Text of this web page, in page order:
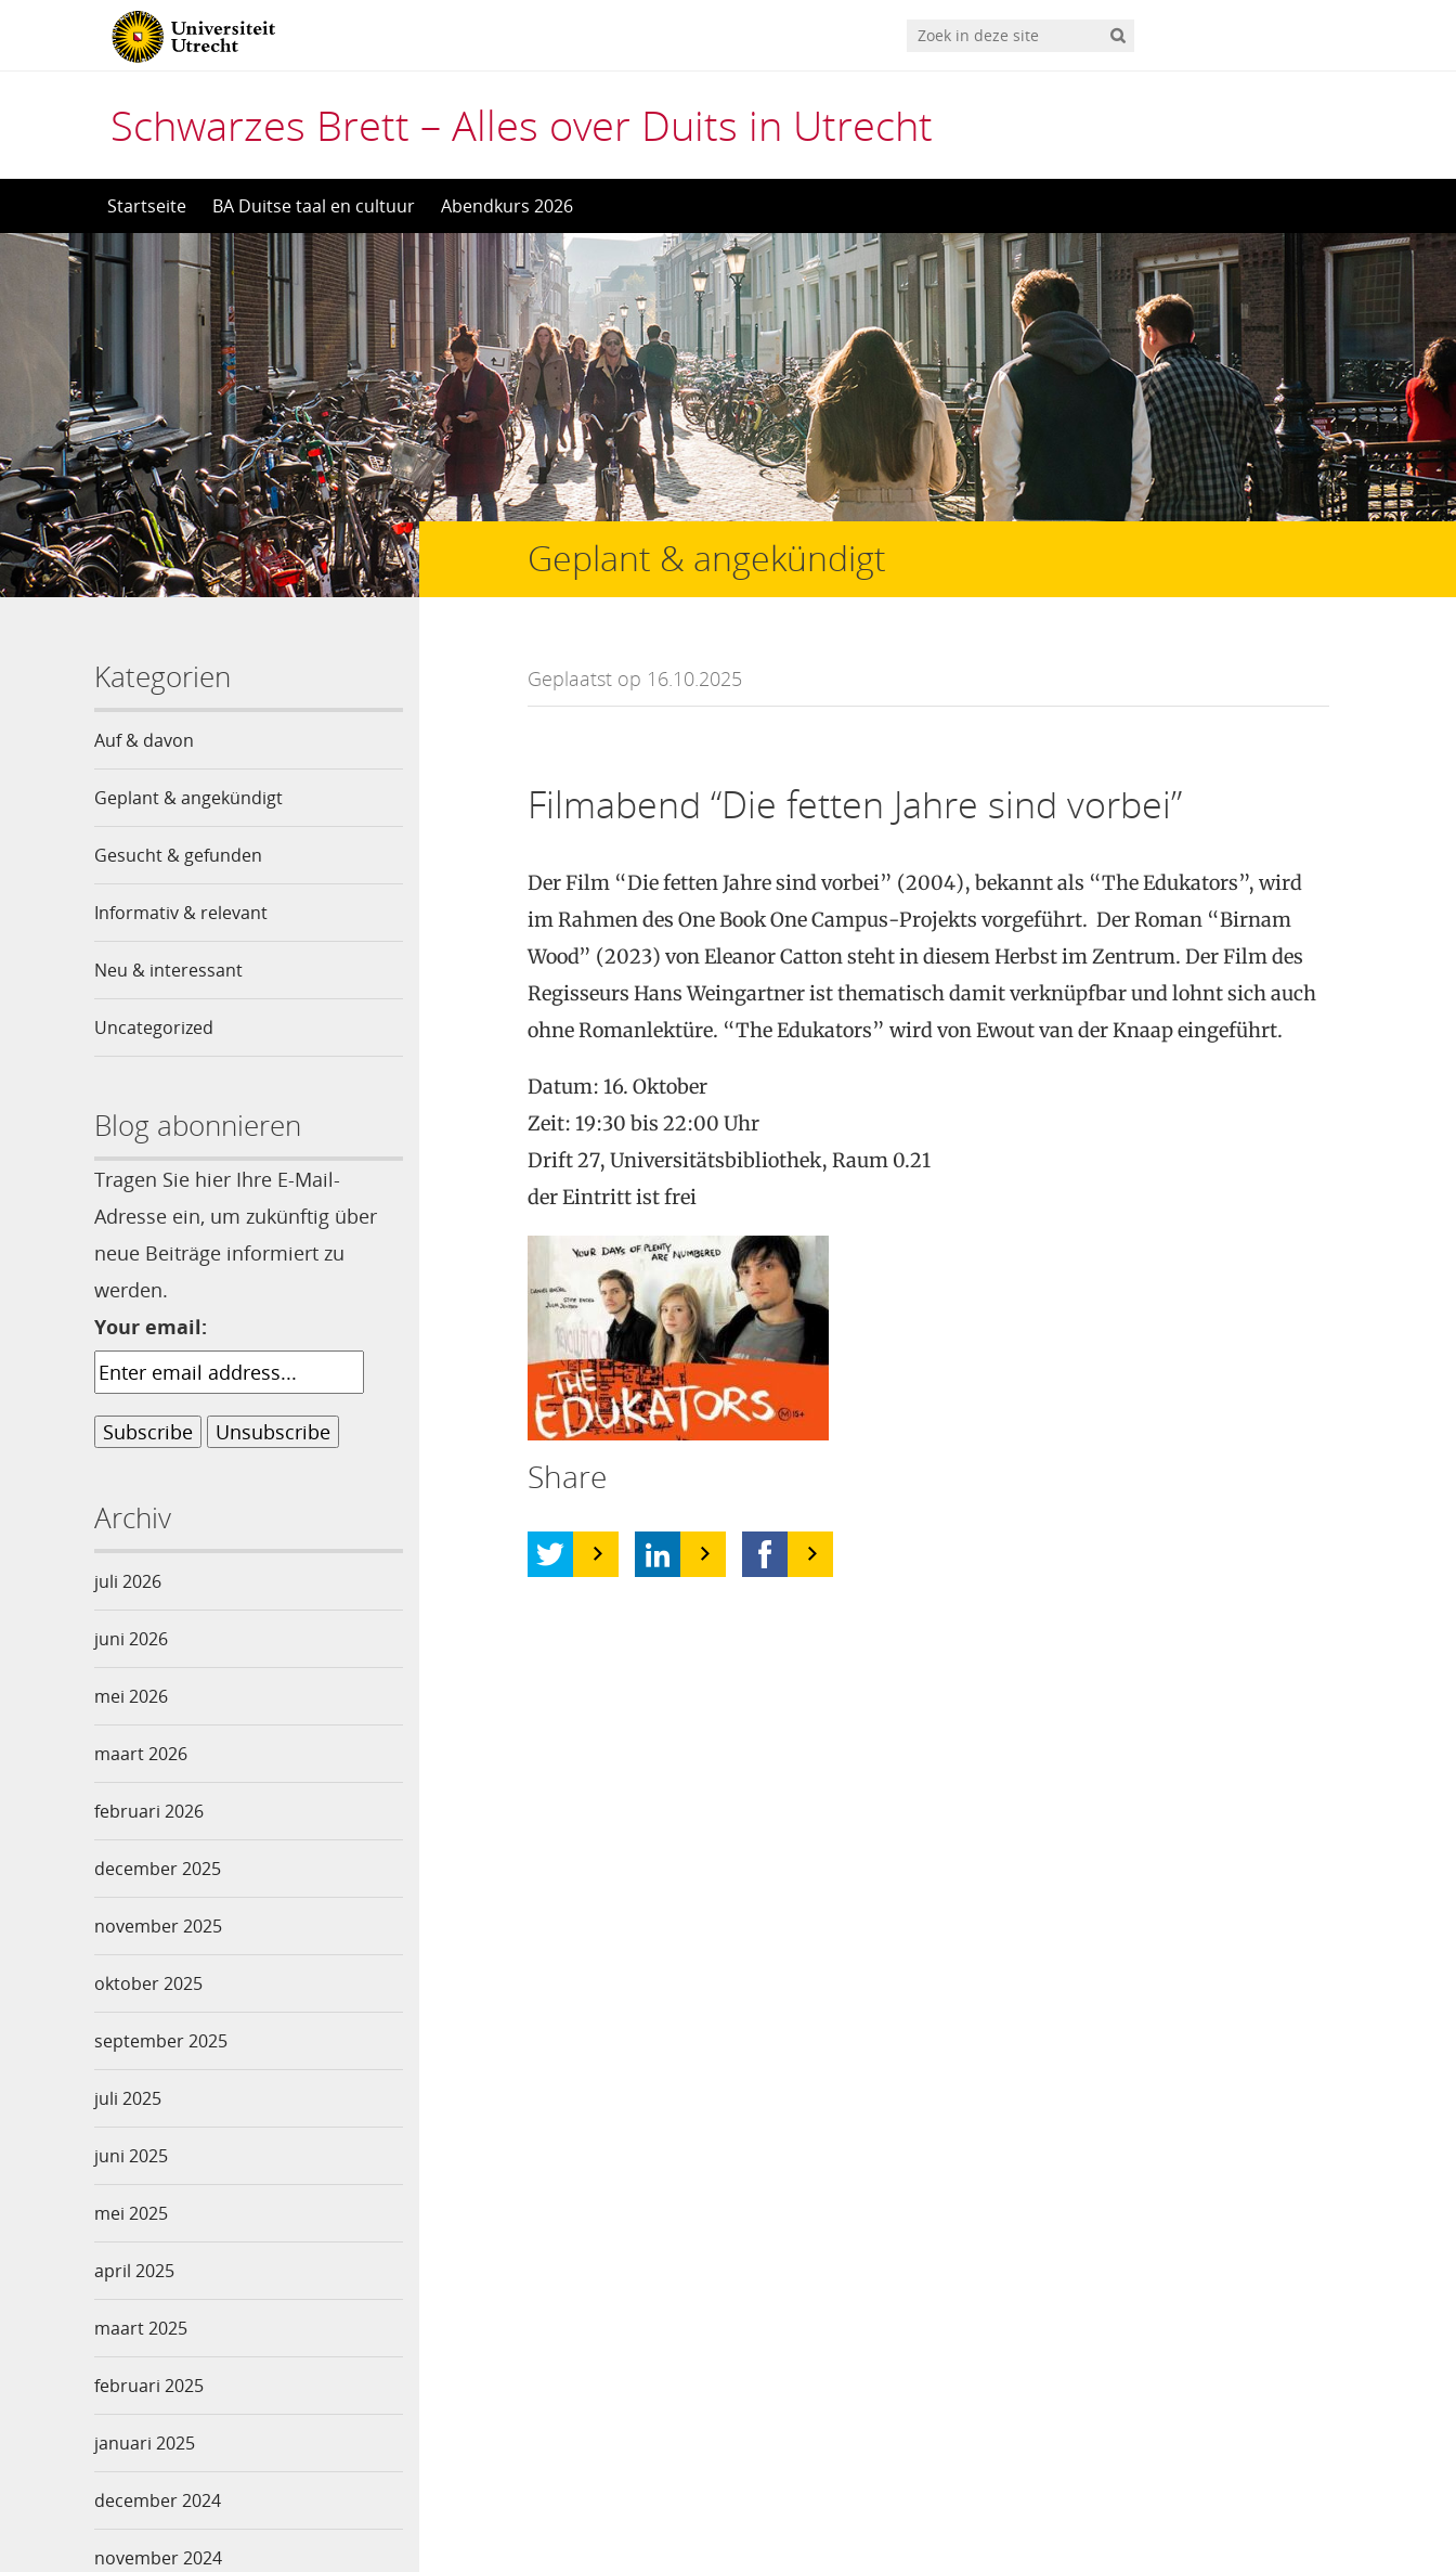
Schwarzes Brett – Alles over Duits in Utrecht
naar
Startseite BA Duitse taal en cultuur Abendkurs 2026
Kategorien
Auf & davon
Geplant & angekündigt
Gesucht & gefunden
Informativ & relevant
Neu & interessant
Uncategorized
Blog abonnieren
Tragen Sie hier Ihre E-Mail-
Adresse ein, um zukünftig über
neue Beiträge informiert zu
werden.
Your email:
Archiv
juli 2026
juni 2026
mei 2026
maart 2026
februari 2026
december 2025
november 2025
oktober 2025
september 2025
juli 2025
juni 2025
mei 2025
april 2025
maart 2025
februari 2025
januari 2025
december 2024
november 2024
Geplant & angekündigt
Geplaatst op 16.10.2025
Filmabend “Die fetten Jahre sind vorbei”
Der Film “Die fetten Jahre sind vorbei” (2004), bekannt als “The Edukators”, wird
im Rahmen des One Book One Campus-Projekts vorgeführt. Der Roman “Birnam
Wood” (2023) von Eleanor Catton steht in diesem Herbst im Zentrum. Der Film des
Regisseurs Hans Weingartner ist thematisch damit verknüpfbar und lohnt sich auch
ohne Romanlektüre. “The Edukators” wird von Ewout van der Knaap eingeführt.
Datum: 16. Oktober
Zeit: 19:30 bis 22:00 Uhr
Drift 27, Universitätsbibliothek, Raum 0.21
der Eintritt ist frei
Share